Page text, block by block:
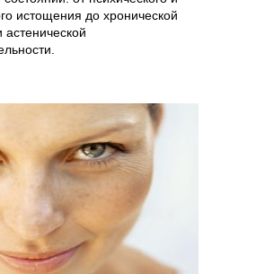
истощения до хронической
астенической